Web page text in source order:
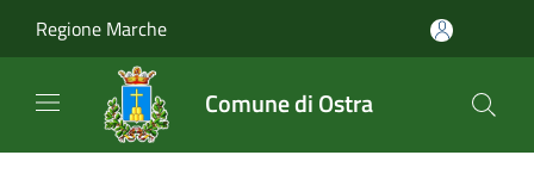
Regione Marche
Comune di Ostra